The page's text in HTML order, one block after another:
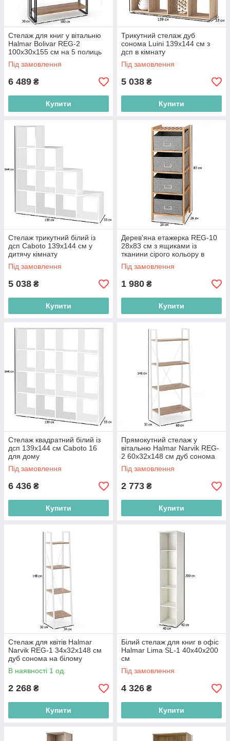
Стелаж для книг у вітальню
Halmar Bolivar REG-2
100х30х155 см на 5 полиць
дуб золотий із чорним
каркасом
Під замовлення
6 489 ₴
Купити
Трикутний стелаж дуб
сонома Luini 139х144 см з
дсп в кімнату
Під замовлення
5 038 ₴
Купити
Стелаж трикутний білий із
дсп Caboto 139х144 см у
дитячу кімнату
Під замовлення
5 038 ₴
Купити
Дерев'яна етажерка REG-10
28х83 см з ящиками із
тканини сірого кольору в
кімнату
Під замовлення
1 980 ₴
Купити
Стелаж квадратний білий із
дсп 139х144 см Caboto 16
для дому
Під замовлення
6 436 ₴
Купити
Прямокутний стелаж у
вітальню Halmar Narvik REG-
2 60х32х148 см дуб сонома
на білому сталевому каркасі
Під замовлення
2 773 ₴
Купити
Стелаж для квітів Halmar
Narvik REG-1 34х32х148 см
дуб сонома на білому
сталевому каркасі
В наявності 1 од.
2 268 ₴
Купити
Білий стелаж для книг в офіс
Halmar Lima SL-1 40х40х200
см
Під замовлення
4 326 ₴
Купити